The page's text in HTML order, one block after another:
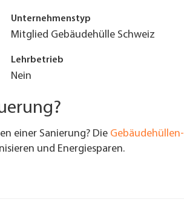
Unternehmenstyp
Mitglied Gebäudehülle Schweiz
Lehrbetrieb
Nein
einer Sanierung? Die Gebäudehüllen-
und Energiesparen.